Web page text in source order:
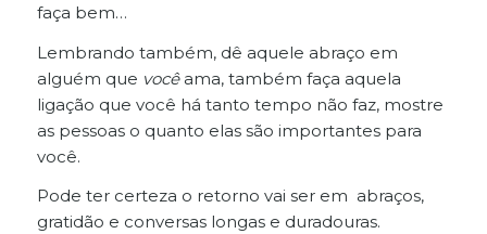
faça bem…
Lembrando também, dê aquele abraço em
alguém que vocêama, também faça aquela
ligação que você há tanto tempo não faz, mostre
as pessoas o quanto elas são importantes para
você.
Pode ter certeza o retorno vai ser em abraços,
gratidão e conversas longas e duradouras.